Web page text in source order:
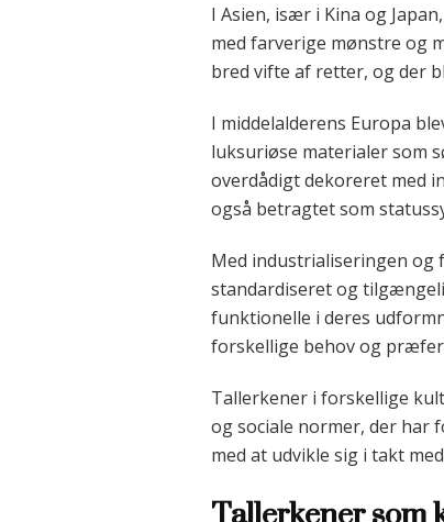
I Asien, især i Kina og
med farverige mønstre og
bred vifte af retter, og der
I middelalderens Europa
luksuriøse materialer som
overdådigt dekoreret med
også betragtet som
Med industrialiseringen
standardiseret og
funktionelle i deres
forskellige behov og
Tallerkener i forskellige
og sociale normer, der har
med at udvikle sig i takt